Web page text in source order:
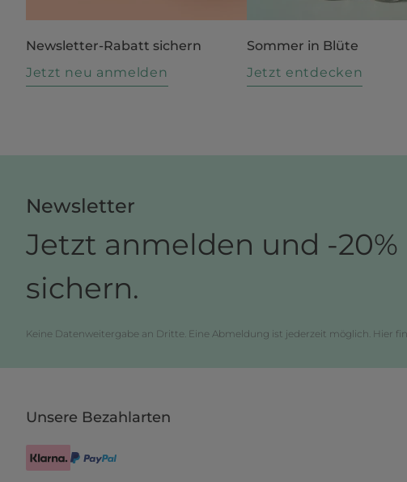
Newsletter-Rabatt sichern
Jetzt neu anmelden
Sommer in Blüte
Jetzt entdecken
Newsletter
Jetzt anmelden und -20%
sichern.
Keine Datenweitergabe an Dritte. Eine Abmeldung ist jederzeit möglich. Hier
Unsere Bezahlarten